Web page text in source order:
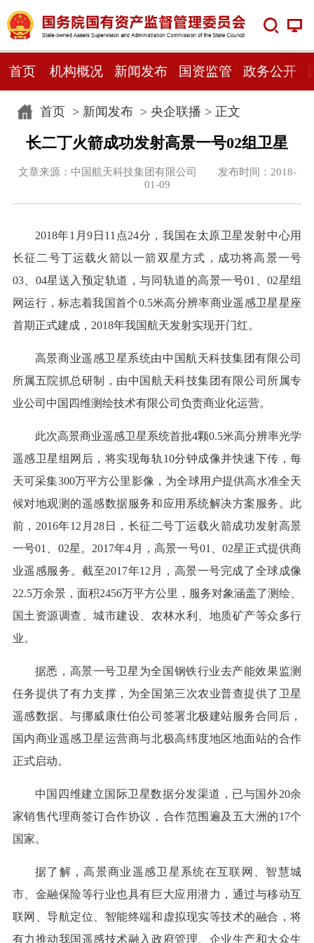
首页 机构概况 新闻发布 国资监管 政务公开
首页> 新闻发布> 央企联播 > 正文
长二丁火箭成功发射高景一号02组卫星
文章来源：中国航天科技集团有限公司 发布时间：2018-
01-09
2018年1月9日11点24分，我国在太原卫星发射中心用
长征二号丁运载火箭以一箭双星方式，成功将高景一号
03、04星送入预定轨道，与同轨道的高景一号01、02星组
网运行，标志着我国首个0.5米高分辨率商业遥感卫星星座
首期正式建成，2018年我国航天发射实现开门红。
高景商业遥感卫星系统由中国航天科技集团有限公司
所属五院抓总研制，由中国航天科技集团有限公司所属专
业公司中国四维测绘技术有限公司负责商业化运营。
此次高景商业遥感卫星系统首批4颗0.5米高分辨率光学
遥感卫星组网后，将实现每轨10分钟成像并快速下传，每
天可采集300万平方公里影像，为全球用户提供高水准全天
候对地观测的遥感数据服务和应用系统解决方案服务。此
前，2016年12月28日，长征二号丁运载火箭成功发射高景
一号01、02星。2017年4月，高景一号01、02星正式提供商
业遥感服务。截至2017年12月，高景一号完成了全球成像
22.5万余景，面积2456万平方公里，服务对象涵盖了测绘、
国土资源调查、城市建设、农林水利、地质矿产等众多行
业。
据悉，高景一号卫星为全国钢铁行业去产能效果监测
任务提供了有力支撑，为全国第三次农业普查提供了卫星
遥感数据。与挪威康仕伯公司签署北极建站服务合同后，
国内商业遥感卫星运营商与北极高纬度地区地面站的合作
正式启动。
中国四维建立国际卫星数据分发渠道，已与国外20余
家销售代理商签订合作协议，合作范围遍及五大洲的17个
国家。
据了解，高景商业遥感卫星系统在互联网、智慧城
市、金融保险等行业也具有巨大应用潜力，通过与移动互
联网、导航定位、智能终端和虚拟现实等技术的融合，将
有力推动我国遥感技术融入政府管理、企业生产和大众生